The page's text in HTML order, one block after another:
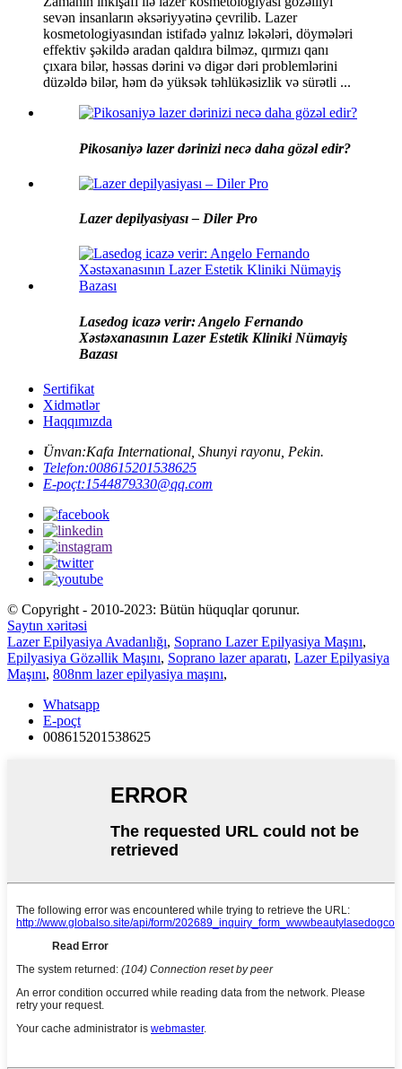
sevən insanların əksəriyyətinə çevrilib. Lazer
kosmetologiyasından istifadə yalnız ləkələri, döymələri
effektiv şəkildə aradan qaldıra bilməz, qırmızı qanı
çıxara bilər, həssas dərini və digər dəri problemlərini
düzəldə bilər, həm də yüksək təhlükəsizlik və sürətli ...
Pikosaniyə lazer dərinizi necə daha gözəl edir?
Lazer depilyasiyası – Diler Pro
Lasedog icazə verir: Angelo Fernando
Xəstəxanasının Lazer Estetik Kliniki Nümayiş
Bazası
Sertifikat
Xidmətlər
Haqqımızda
Ünvan:Kafa International, Shunyi rayonu, Pekin.
Telefon:008615201538625
E-poçt:1544879330@qq.com
© Copyright - 2010-2023: Bütün hüquqlar qorunur.
Saytın xəritəsi
Lazer Epilyasiya Avadanlığı, Soprano Lazer Epilyasiya Maşını,
Epilyasiya Gözəllik Maşını, Soprano lazer aparatı, Lazer Epilyasiya
Maşını, 808nm lazer epilyasiya maşını,
Whatsapp
E-poçt
008615201538625